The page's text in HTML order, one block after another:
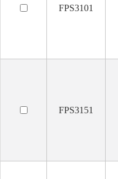
FPS3101
FPS3151